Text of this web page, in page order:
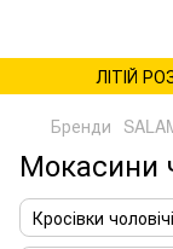
ЛІТІЙ
Бренди
Мокасини
Кросівки